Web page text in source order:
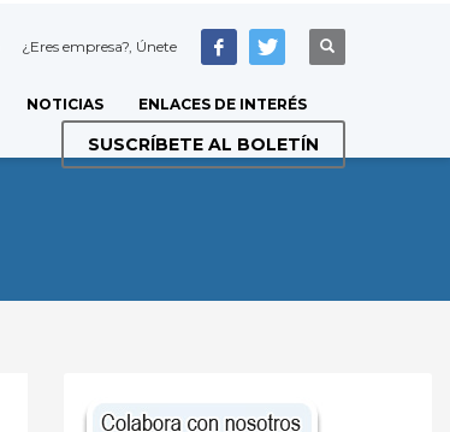
¿Eres empresa?, Únete
NOTICIAS ENLACES DE INTERÉS
SUSCRÍBETE AL BOLETÍN